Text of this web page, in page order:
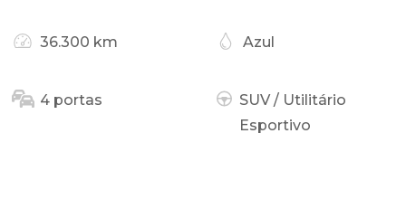
36.300 km Azul
4 portas
SUV / Utilitário
Esportivo